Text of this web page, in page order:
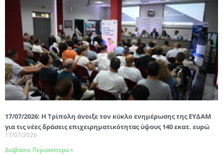
17/07/2026: Η Τρίπολη άνοιξε τον κύκλο ενημέρωσης της ΕΥΔΑΜ
για τις νέες δράσεις επιχειρηματικότητας ύψους 140 εκατ. ευρώ
17/07/2026
Διαβάστε Περισσότερα »